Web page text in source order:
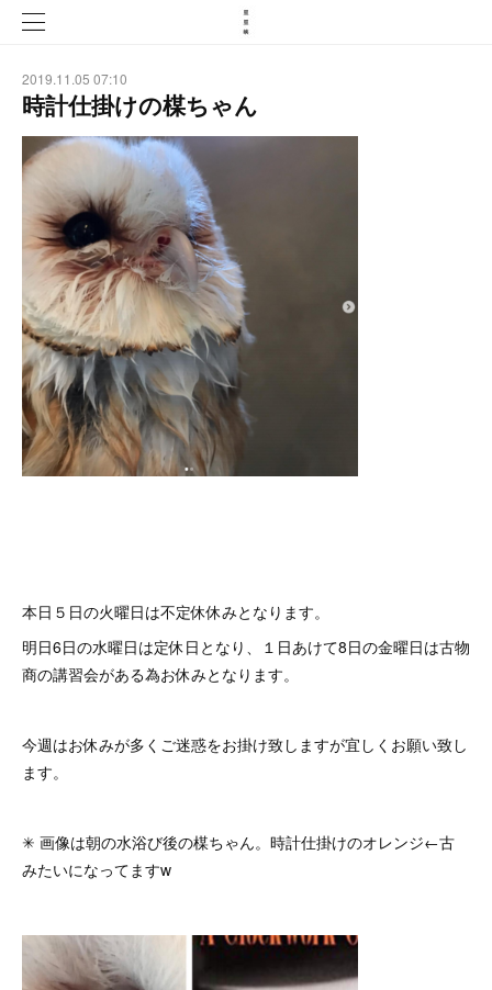
2019.11.05 07:10
時計仕掛けの楳ちゃん
本日５日の火曜日は不定休休みとなります。
明日6日の水曜日は定休日となり、 １日あけて8日の金曜日は古物
商の講習会がある為お休みとなります。
今週はお休みが多くご迷惑をお掛け致しますが宜しくお願い致し
ます。
✳︎ 画像は朝の水浴び後の楳ちゃん。時計仕掛けのオレンジ←古
みたいになってますw